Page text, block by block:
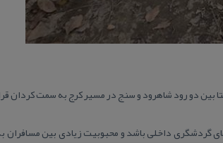
بین دو رود شاهرود و سنج در مسیر كرج به سمت كردان
گردشگری داخلی باشد و محبوبیت زیادی بین مسافران